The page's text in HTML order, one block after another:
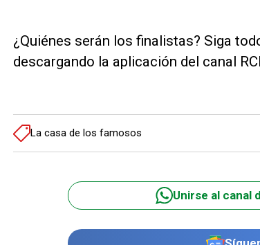
¿Quiénes serán los finalistas? Siga
descargando la aplicación del canal
La casa de los famosos
Unirse al canal